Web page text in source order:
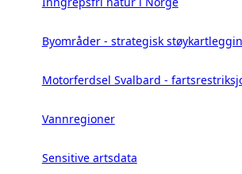
Byområder - strategisk
Motorferdsel Svalbard -
Vannregioner
Sensitive artsdata